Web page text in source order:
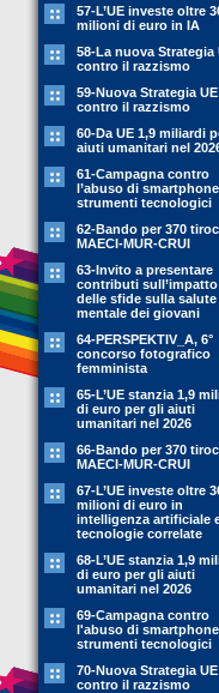
57-L’UE investe oltre
milioni di euro in IA
58-La nuova Strategia
contro il razzismo
59-Nuova Strategia UE
contro il razzismo
60-Da UE 1,9 miliardi
aiuti umanitari nel
61-Campagna contro
l’abuso di
strumenti tecnologici
62-Bando per 370
MAECI-MUR-CRUI
63-Invito a presentare
contributi sull’impatto
delle sfide sulla salute
mentale dei giovani
64-PERSPEKTIV_A, 6°
concorso fotografico
femminista
65-L’UE stanzia 1,9
di euro per gli aiuti
umanitari nel 2026
66-Bando per 370
MAECI-MUR-CRUI
67-L’UE investe oltre
milioni di euro in
intelligenza artificiale
tecnologie correlate
68-L’UE stanzia 1,9
di euro per gli aiuti
umanitari nel 2026
69-Campagna contro
l'abuso di
strumenti tecnologici
70-Nuova Strategia UE
contro il razzismo